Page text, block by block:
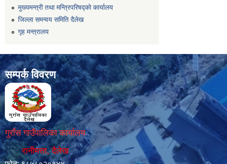
मुख्यमन्त्री तथा मन्त्रिपरिषद्को कार्यालय
जिल्ला समन्वय समिति दैलेख
गृह मन्त्रालय
सम्पर्क विवरण
गुराँस गाउँपालिका कार्यालय
रानीमत्ता, दैलेख